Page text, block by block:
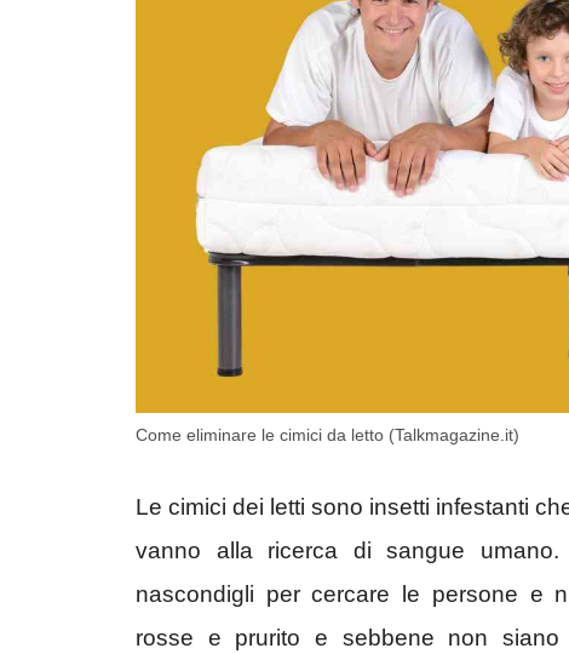
Come eliminare le cimici da letto (Talkmagazine.it)
Le cimici dei letti sono insetti infestanti
vanno alla ricerca di sangue
nascondigli per cercare le persone e
rosse e prurito e sebbene non siano